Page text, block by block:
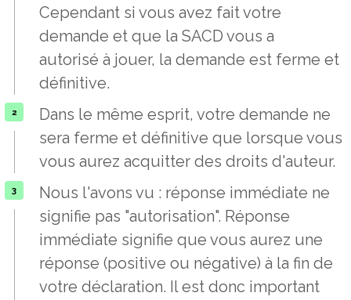
Cependant si vous avez fait votre
demande et que la SACD vous a
autorisé à jouer, la demande est ferme et
définitive.
Dans le même esprit, votre demande ne
sera ferme et définitive que lorsque vous
vous aurez acquitter des droits d'auteur.
Nous l'avons vu : réponse immédiate ne
signifie pas "autorisation". Réponse
immédiate signifie que vous aurez une
réponse (positive ou négative) à la fin de
votre déclaration. Il est donc important